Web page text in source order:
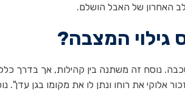
האחרון של האבל הושלם.
המצבה?
נוסח זה משתנה בין קהילות, אך בדרך
אלוקי את רוחו ונתן לו את מקומו בגן